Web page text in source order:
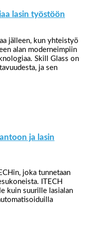
lasin työstöön
jälleen, kun yhteistyö
alan moderneimpiin
Skill Glass on
ja sen
ja lasin
joka tunnetaan
ITECH
kuin suurille lasialan